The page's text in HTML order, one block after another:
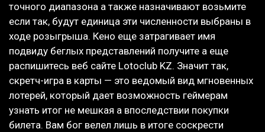
точного диапазона а также назначивают возьмите
если так, будут единица эти численности выбраны в
ходе розыгрыша. Кено еще затрагивает имя
подвиду беглых представлений получите а еще
распишитесь веб сайте Lotoclub KZ. Значит так,
скретч-игра в карты — это ведомый вид мгновенных
лотерей, который дает возможность геймерам
узнать итог не мешкая а впоследствии покупки
билета. Вам бог велел лишь в итоге соскрести